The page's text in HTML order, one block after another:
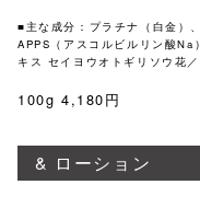
■主な成分：プラチナ（白金）
APPS（アスコルビルリン酸
キス セイヨウオトギリソウ花
100g 4,180円
& ローション